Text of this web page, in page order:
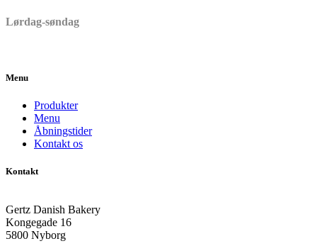
Lørdag-søndag
Menu
Produkter
Menu
Åbningstider
Kontakt os
Kontakt
Gertz Danish Bakery
Kongegade 16
5800 Nyborg